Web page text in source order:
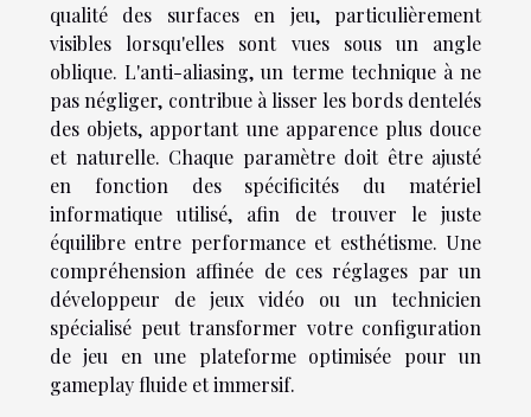
qualité des surfaces en jeu, particulièrement
visibles lorsqu'elles sont vues sous un angle
oblique. L'anti-aliasing, un terme technique à ne
pas négliger, contribue à lisser les bords dentelés
des objets, apportant une apparence plus douce
et naturelle. Chaque paramètre doit être ajusté
en fonction des spécificités du matériel
informatique utilisé, afin de trouver le juste
équilibre entre performance et esthétisme. Une
compréhension affinée de ces réglages par un
développeur de jeux vidéo ou un technicien
spécialisé peut transformer votre configuration
de jeu en une plateforme optimisée pour un
gameplay fluide et immersif.